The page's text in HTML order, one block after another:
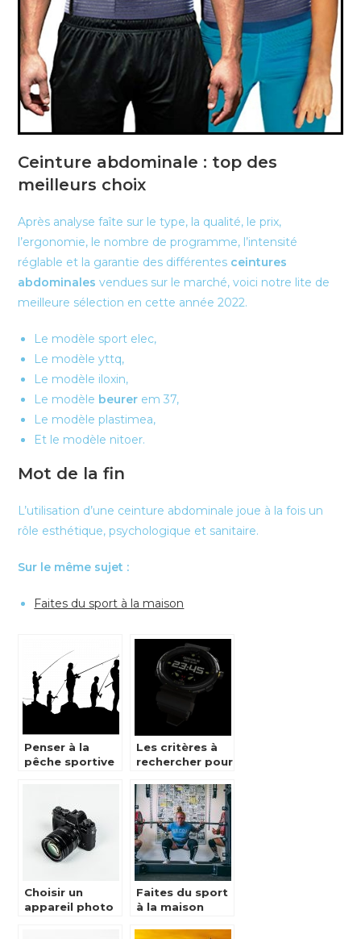
Ceinture abdominale : top des
meilleurs choix
Après analyse faîte sur le type, la qualité, le prix,
l’ergonomie, le nombre de programme, l’intensité
réglable et la garantie des différentes ceintures
abdominales vendues sur le marché, voici notre lite de
meilleure sélection en cette année 2022.
Le modèle sport elec,
Le modèle yttq,
Le modèle iloxin,
Le modèle beurer em 37,
Le modèle plastimea,
Et le modèle nitoer.
Mot de la fin
L’utilisation d’une ceinture abdominale joue à la fois un
rôle esthétique, psychologique et sanitaire.
Sur le même sujet :
Faites du sport à la maison
Penser à la
pêche sportive
un voyage.
Les critères à
rechercher pour
sport!
Choisir un
appareil photo
Faites du sport
à la maison